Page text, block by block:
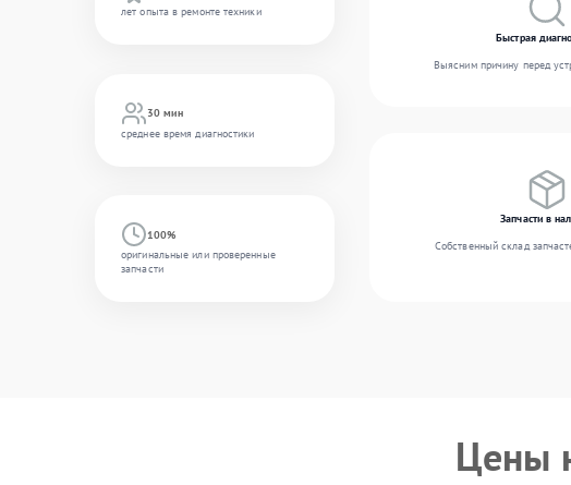
лет опыта в ремонте техники
30 мин
среднее время диагностики
100%
оригинальные или проверенные
запчасти
Быстрая
Выясним причину перед
Запчасти в
Собственный склад
Цены